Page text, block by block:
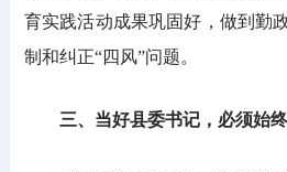
育实践活动成果巩固好，做到勤
制和纠正“四风”问题。
三、当好县委书记，必须始